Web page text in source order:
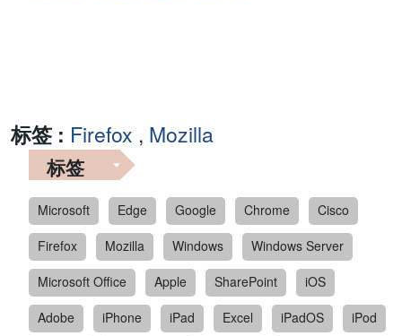
标签 : Firefox , Mozilla
标签
Microsoft Edge Google Chrome
Cisco
Firefox
Mozilla Windows
Windows Server
Microsoft Office
Apple SharePoint
iOS
Adobe
iPhone iPad Excel iPadOS
iPod